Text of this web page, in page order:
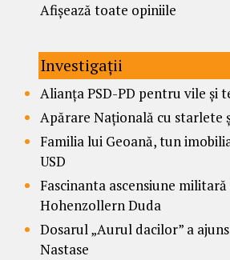
Afișează toate opiniile
Investigații
Alianța PSD-PD pentru vile și
Apărare Națională cu starlete
Familia lui Geoană, tun
USD
Fascinanta ascensiune
Hohenzollern Duda
Dosarul „Aurul dacilor” a
Nastase